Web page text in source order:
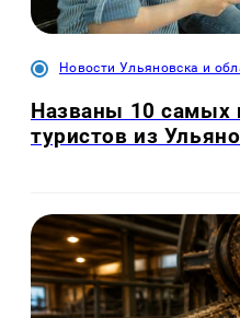
Новости Ульяновска и
Названы 10 самых
туристов из